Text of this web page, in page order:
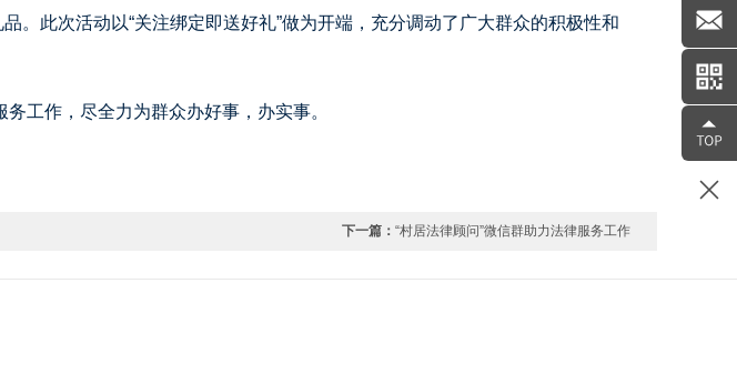
此次活动以“关注绑定即送好礼”做为开端，充分调动了广大群众的积极性和
工作，尽全力为群众办好事，办实事。
下一篇： “村居法律顾问”微信群助力法律服务工作